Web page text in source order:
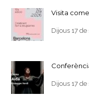
Visita
Dijous 17
Dijous 17 de